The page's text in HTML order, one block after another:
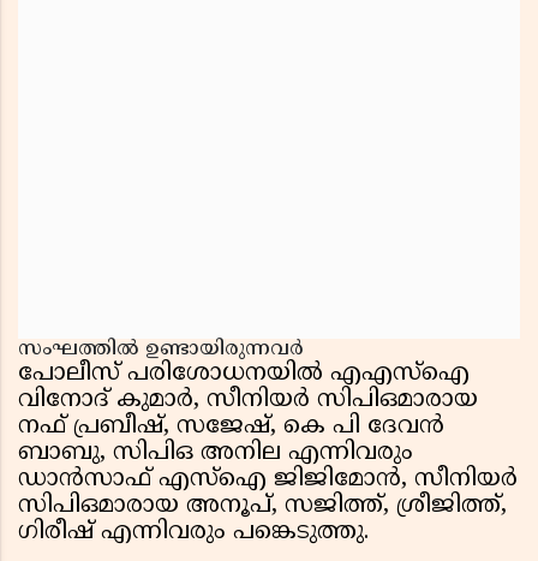
സംഘത്തിൽ ഉണ്ടായിരുന്നവർ
പോലീസ് പരിശോധനയിൽ എഎസ്ഐ
വിനോദ് കുമാർ, സീനിയർ സിപിഒമാരായ
നഫ് പ്രബീഷ്, സജേഷ്, കെ പി ദേവൻ
ബാബു, സിപിഒ അനില എന്നിവരും
ഡാൻസാഫ് എസ്ഐ ജിജിമോൻ, സീനിയർ
സിപിഒമാരായ അനൂപ്, സജിത്ത്, ശ്രീജിത്ത്,
ഗിരീഷ് എന്നിവരും പങ്കെടുത്തു.